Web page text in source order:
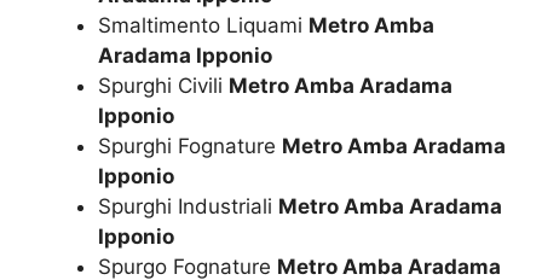
Smaltimento Liquami Metro Amba
Aradama Ipponio
Spurghi Civili Metro Amba Aradama
Ipponio
Spurghi Fognature Metro Amba Aradama
Ipponio
Spurghi Industriali Metro Amba Aradama
Ipponio
Spurgo Fognature Metro Amba Aradama